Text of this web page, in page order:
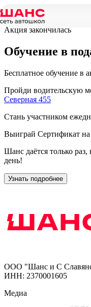
Главная/Акции
Акция закончилась
Обучение в
Бесплатное обучение в
Пройди водительскую
Северная 455
Стань участником
Выиграй Сертификат на
Шанс даётся только раз,
день!
Узнать подробнее
ООО "Шанс и С
ИНН: 2370001605
Медиа